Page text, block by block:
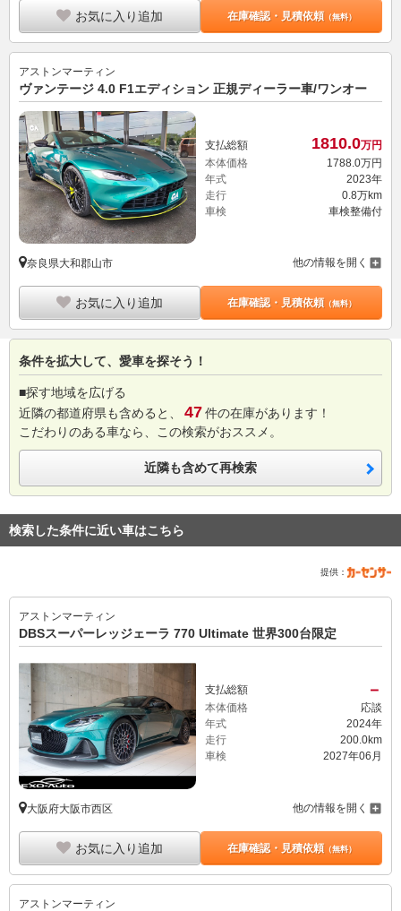
お気に入り追加 在庫確認・見積依頼（無料）
アストンマーティン
ヴァンテージ 4.0 F1エディション 正規ディーラー車/ワンオー
支払総額 1810.0万円
本体価格
1788.0万円
年式
2023年
走行
0.8万km
車検
車検整備付
奈良県大和郡山市 他の情報を開く
お気に入り追加 在庫確認・見積依頼（無料）
条件を拡大して、愛車を探そう！
■探す地域を広げる
近隣の都道府県も含めると、
47件の在庫があります！
こだわりのある車なら、この検索がおススメ。
近隣も含めて再検索
検索した条件に近い車はこちら
提供：
アストンマーティン
DBSスーパーレッジェーラ 770 Ultimate 世界300台限定
支払総額 －
本体価格
応談
年式
2024年
走行
200.0km
車検
2027年06月
大阪府大阪市西区 他の情報を開く
お気に入り追加 在庫確認・見積依頼（無料）
アストンマーティン